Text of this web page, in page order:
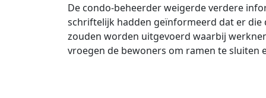
De condo-beheerder weigerde verdere
schriftelijk hadden geïnformeerd dat er
zouden worden uitgevoerd waarbij
vroegen de bewoners om ramen te sluiten